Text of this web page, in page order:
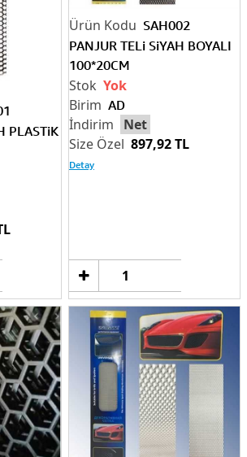
PLASTiK
Sepete
SAH002
PANJUR TELi SiYAH BOYALI
100*20CM
AD
Net
897,92 TL
Yok
Detay